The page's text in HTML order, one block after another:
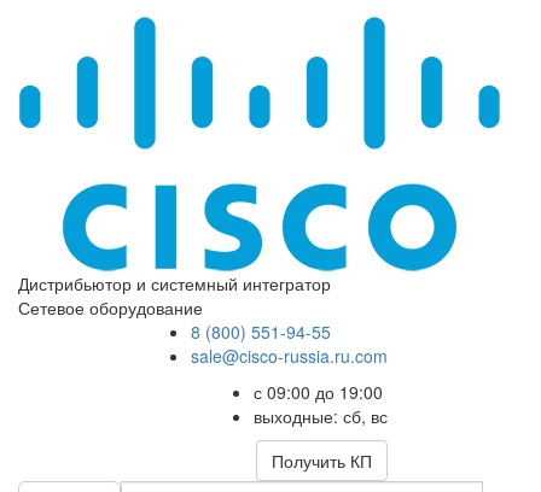
Дистрибьютор и системный интегратор
Сетевое оборудование
8 (800) 551-94-55
sale@cisco-russia.ru.com
с 09:00 до 19:00
выходные: сб, вс
Получить КП